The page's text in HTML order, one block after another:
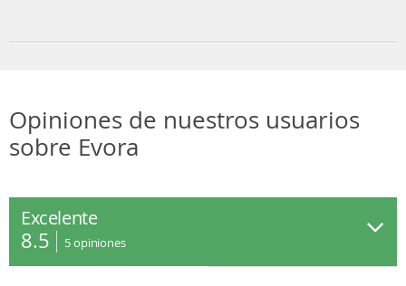
Opiniones de nuestros usuarios
sobre Evora
Excelente
8.5 5opiniones